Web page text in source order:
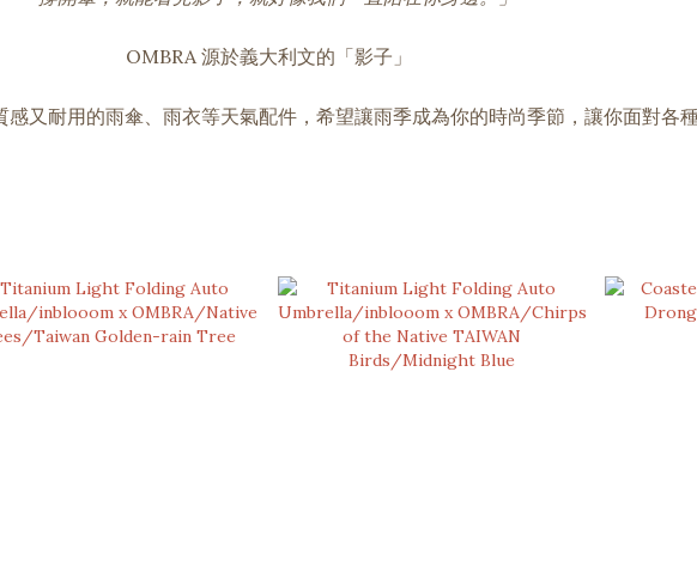
OMBRA 源於義大利文的「影子」
又耐用的雨傘、雨衣等天氣配件，希望讓雨季成為你的時尚季節，讓你面對各